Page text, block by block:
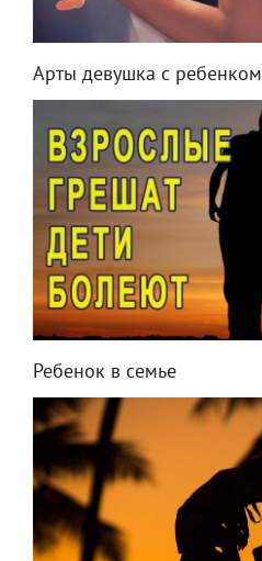
Арты девушка с ребенком
Ребенок в семье